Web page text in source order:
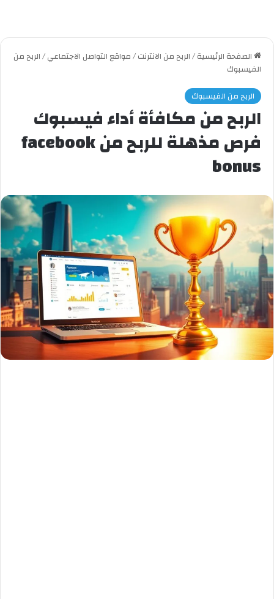
الصفحة الرئيسية/الربح من الانترنت/مواقع التواصل الاجتماعي/الربح من
الفيسبوك
الربح من الفيسبوك
الربح من مكافأة أداء فيسبوك
فرص مذهلة للربح من facebook
bonus